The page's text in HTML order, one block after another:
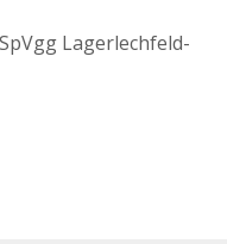
Lagerlechfeld-